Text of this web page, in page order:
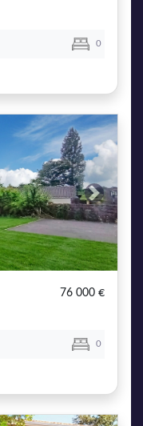
0
Next
76 000 €
0